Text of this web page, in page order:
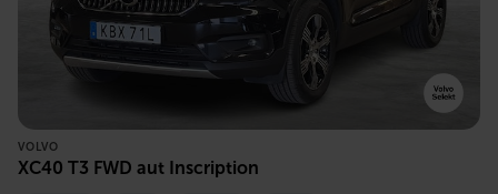
VOLVO
XC40 T3 FWD aut Inscription